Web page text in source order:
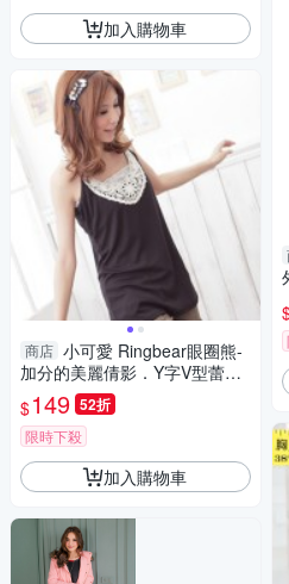
加入購物車
商店 小可愛 Ringbear眼圈熊-
加分的美麗倩影．Y字V型蕾絲
長版小可愛/背心U183(黑、
白、桃、紫M-XL)
$149 52折
限時下殺
加入購物車